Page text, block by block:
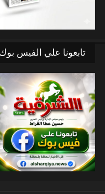
تابعونا علي الفيس بوك